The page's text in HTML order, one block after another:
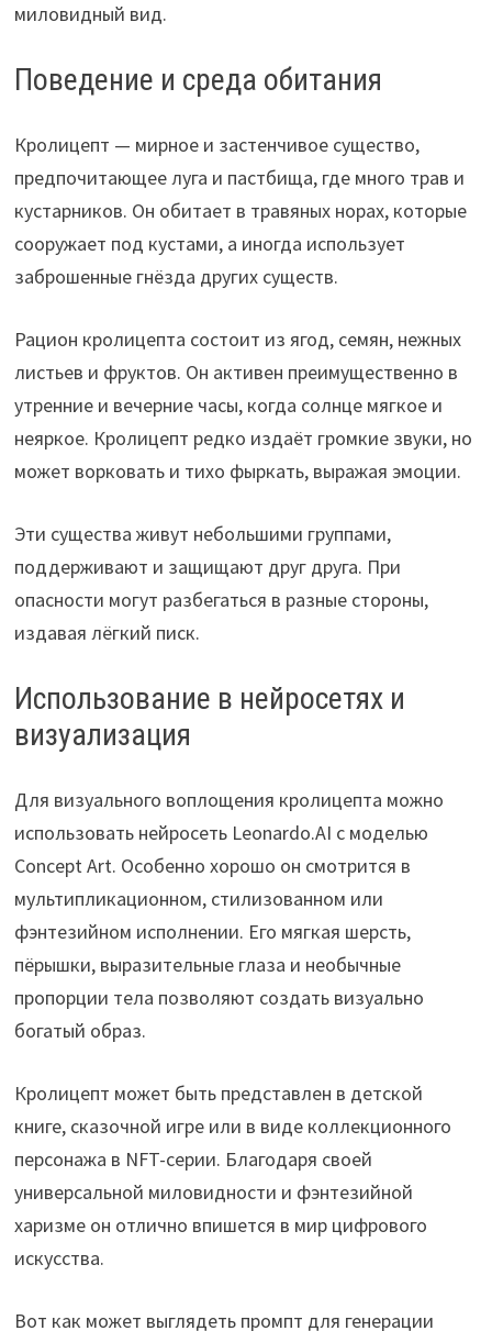
миловидный вид.
Поведение и среда обитания
Кролицепт — мирное и застенчивое существо,
предпочитающее луга и пастбища, где много трав и
кустарников. Он обитает в травяных норах, которые
сооружает под кустами, а иногда использует
заброшенные гнёзда других существ.
Рацион кролицепта состоит из ягод, семян, нежных
листьев и фруктов. Он активен преимущественно в
утренние и вечерние часы, когда солнце мягкое и
неяркое. Кролицепт редко издаёт громкие звуки, но
может ворковать и тихо фыркать, выражая эмоции.
Эти существа живут небольшими группами,
поддерживают и защищают друг друга. При
опасности могут разбегаться в разные стороны,
издавая лёгкий писк.
Использование в нейросетях и
визуализация
Для визуального воплощения кролицепта можно
использовать нейросеть Leonardo.AI с моделью
Concept Art. Особенно хорошо он смотрится в
мультипликационном, стилизованном или
фэнтезийном исполнении. Его мягкая шерсть,
пёрышки, выразительные глаза и необычные
пропорции тела позволяют создать визуально
богатый образ.
Кролицепт может быть представлен в детской
книге, сказочной игре или в виде коллекционного
персонажа в NFT-серии. Благодаря своей
универсальной миловидности и фэнтезийной
харизме он отлично впишется в мир цифрового
искусства.
Вот как может выглядеть промпт для генерации